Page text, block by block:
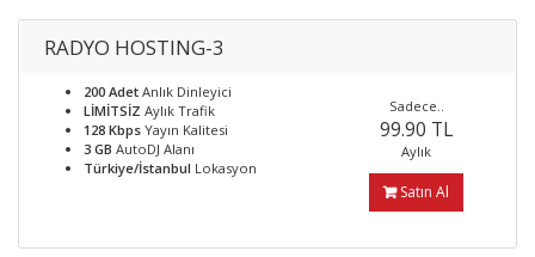
RADYO HOSTING-3
200 Adet Anlık Dinleyici
LİMİTSİZ Aylık Trafik
128 Kbps Yayın Kalitesi
3 GB AutoDJ Alanı
Türkiye/İstanbul Lokasyon
Sadece..
99.90 TL
Aylık
Satın Al